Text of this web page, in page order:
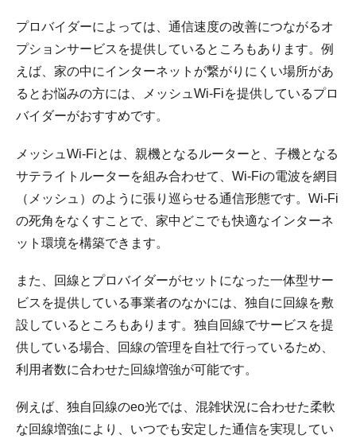
プロバイダーによっては、通信速度の改善につながるオ
プションサービスを提供しているところもあります。例
えば、家の中にインターネットが繋がりにくい場所があ
るとお悩みの方には、メッシュWi-Fiを提供しているプロ
バイダーがおすすめです。
メッシュWi-Fiとは、親機となるルーターと、子機となる
サテライトルーターを組み合わせて、Wi-Fiの電波を網目
（メッシュ）のように張り巡らせる通信形態です。Wi-Fi
の死角をなくすことで、家中どこでも快適なインターネ
ット環境を構築できます。
また、回線とプロバイダーがセットになった一体型サー
ビスを提供している事業者のなかには、独自に回線を敷
設しているところもあります。独自回線でサービスを提
供している場合、回線の管理を自社で行っているため、
利用者数に合わせた回線増強が可能です。
例えば、独自回線のeo光では、混雑状況に合わせた柔軟
な回線増強により、いつでも安定した通信を実現してい